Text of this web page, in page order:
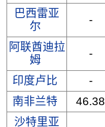
巴西雷亚
尔
-
阿联酋迪拉
姆
-
印度卢比 -
南非兰特
46.38
沙特里亚